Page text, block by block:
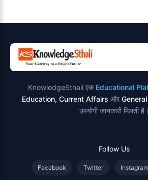
KnowledgeSthali एक Educational
Education, Current Affairs और
उपयोगी जानकारी मिलती है।
Follow Us
Facebook Twitter Instagram